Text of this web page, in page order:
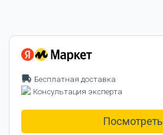
Бесплатная доставка
Консультация эксперта
Посмотреть